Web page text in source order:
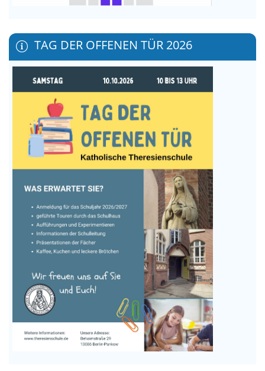
TAG DER OFFENEN TÜR 2026